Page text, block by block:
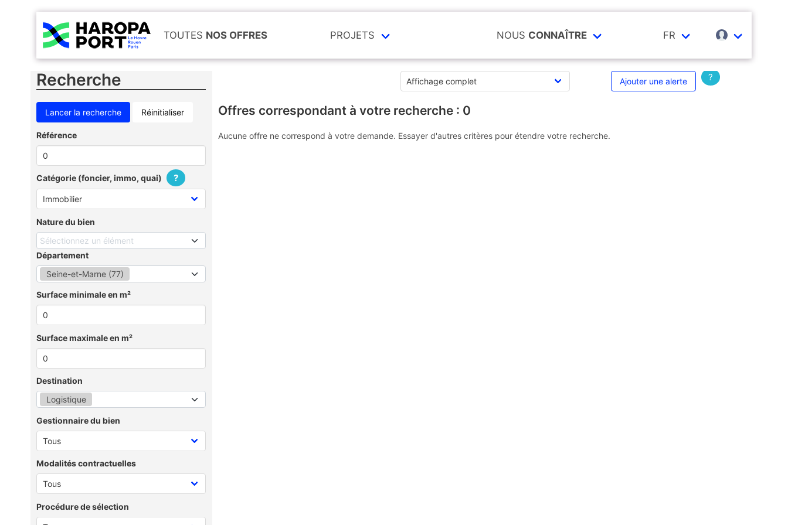
TOUTES NOS OFFRES PROJETS NOUS CONNAÎTRE FR
Recherche
Réinitialiser
Référence
Catégorie (foncier, immo, quai) ?
Nature du bien
Sélectionnez un élément
Département
Seine-et-Marne (77)
Surface minimale en m²
Surface maximale en m²
Destination
Logistique
Gestionnaire du bien
Modalités contractuelles
Procédure de sélection
Ajouter une alerte ?
Offres correspondant à votre recherche : 0
Aucune offre ne correspond à votre demande. Essayer d'autres critères pour étendre votre recherche.